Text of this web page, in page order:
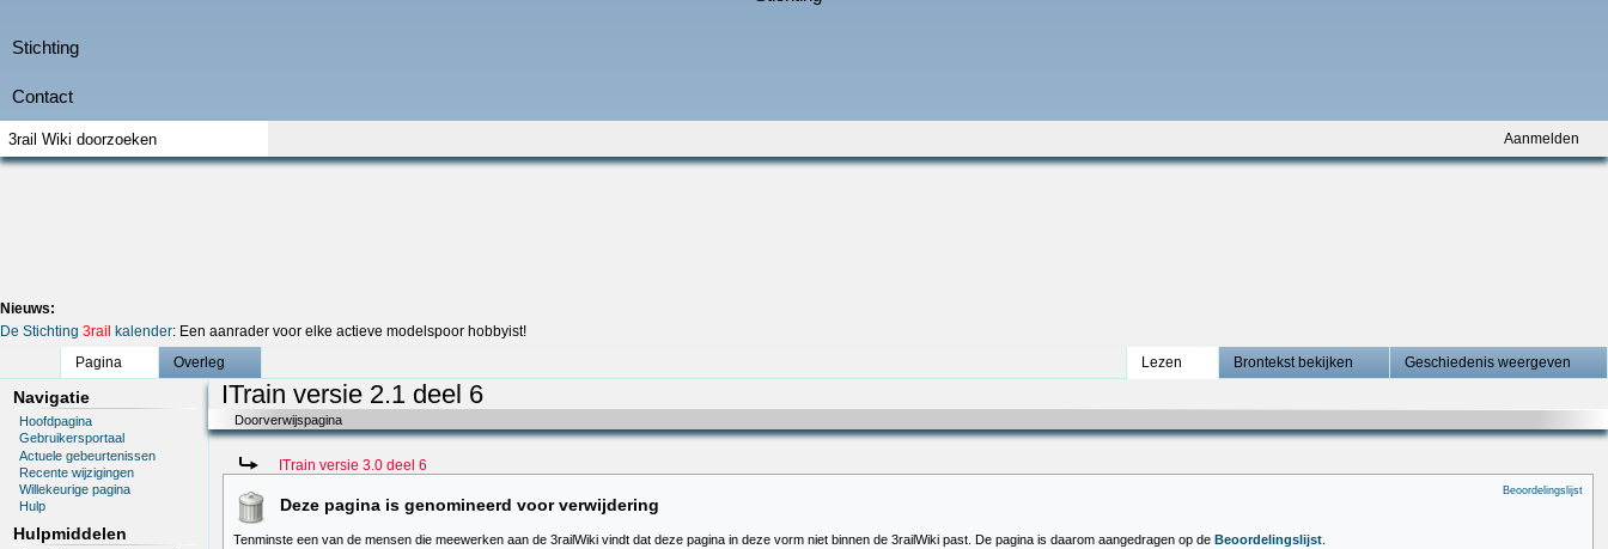
Aanmelden
Nieuws:
De Stichting 3rail kalender: Een aanrader voor elke actieve modelspoor hobbyist!
Pagina
Overleg Lezen Brontekst bekijken Geschiedenis weergeven
Navigatie
Hoofdpagina
Gebruikersportaal
Actuele gebeurtenissen
Recente wijzigingen
Willekeurige pagina
Hulp
Hulpmiddelen
ITrain versie 2.1 deel 6
Doorverwijspagina
Doorverwijzing naar:
ITrain versie 3.0 deel 6
Beoordelingslijst
Deze pagina is genomineerd voor verwijdering
Tenminste een van de mensen die meewerken aan de 3railWiki vindt dat deze pagina in deze vorm niet binnen de 3railWiki past. De pagina is daarom aangedragen op de Beoordelingslijst.